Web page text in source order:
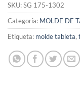
SKU:SG 175-1302
Categoría: MOLDE DE
Etiqueta: molde tableta,